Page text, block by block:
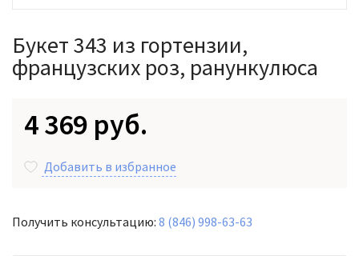
Букет 343 из гортензии,
французских роз, ранункулюса
4 369 руб.
Добавить в избранное
Получить консультацию: 8 (846) 998-63-63